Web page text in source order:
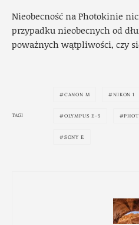
Nieobecność na Photokinie
przypadku nieobecnych od
poważnych wątpliwości, czy
TAGI
CANON M NIKON 1
OLYMPUS E-5
SONY E